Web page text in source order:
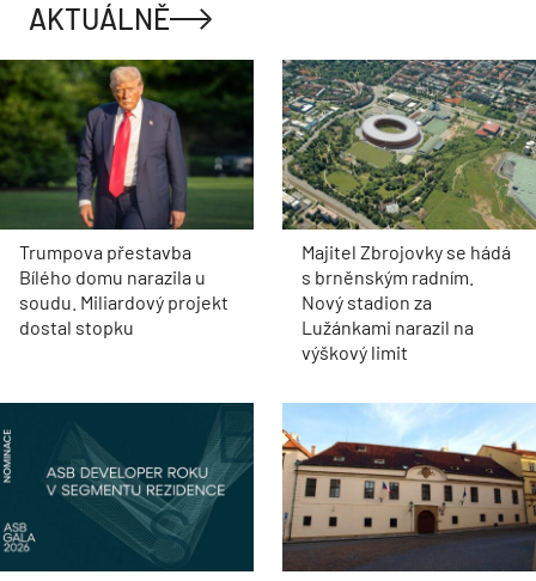
AKTUÁLNĚ
Trumpova přestavba
Bílého domu narazila u
soudu. Miliardový projekt
dostal stopku
Majitel Zbrojovky se hádá
s brněnským radním.
Nový stadion za
Lužánkami narazil na
výškový limit